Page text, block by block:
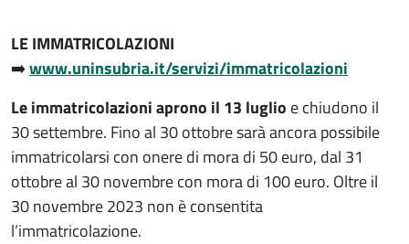
LE IMMATRICOLAZIONI
➡️www.uninsubria.it/servizi/immatricolazioni
Le immatricolazioni aprono il 13 luglio e chiudono il
30 settembre. Fino al 30 ottobre sarà ancora possibile
immatricolarsi con onere di mora di 50 euro, dal 31
ottobre al 30 novembre con mora di 100 euro. Oltre il
30 novembre 2023 non è consentita
l’immatricolazione.